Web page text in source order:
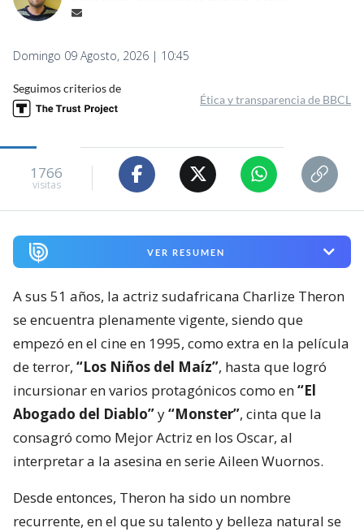
Domingo 09 Agosto, 2026 | 10:45
Seguimos criterios de
Ética y transparencia de BBCL
1766
visitas
VER RESUMEN
A sus 51 años, la actriz sudafricana Charlize Theron
se encuentra plenamente vigente, siendo que
empezó en el cine en 1995, como extra en la película
de terror, “Los Niños del Maíz”, hasta que logró
incursionar en varios protagónicos como en“El
Abogado del Diablo”y“Monster”, cinta que la
consagró como Mejor Actriz en los Oscar, al
interpretar a la asesina en serie Aileen Wuornos.
Desde entonces, Theron ha sido un nombre
recurrente, en el que su talento y belleza natural se